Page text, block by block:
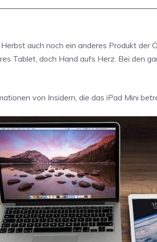
auch noch ein anderes Produkt
Tablet, doch Hand aufs Herz. Bei den
von Insidern, die das iPad Mini